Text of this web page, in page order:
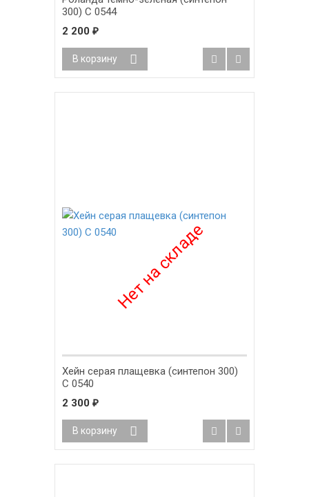
300) С 0544
2 200 ₽
В корзину
Хейн серая плащевка (синтепон 300)
С 0540
2 300 ₽
В корзину